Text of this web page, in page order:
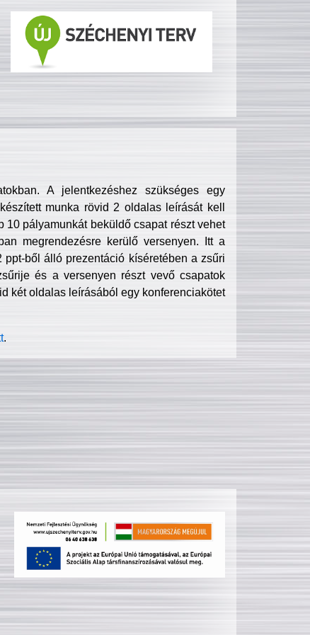
A jelentkezéshez szükséges egy
munka rövid 2 oldalas leírását kell
10 pályamunkát beküldő csapat részt vehet
megrendezésre kerülő versenyen. Itt a
ből álló prezentáció kíséretében a zsűri
és a versenyen részt vevő csapatok
két oldalas leírásából egy konferenciakötet
.